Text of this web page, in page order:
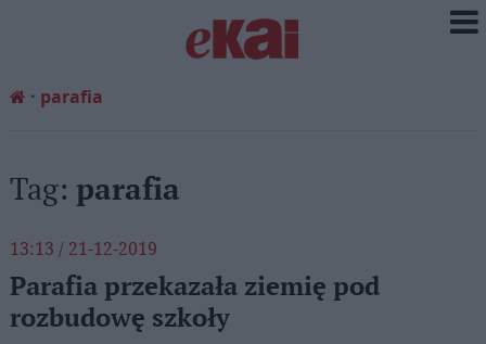
parafia
Tag: parafia
13:13 / 21-12-2019
Parafia przekazała ziemię pod
rozbudowę szkoły